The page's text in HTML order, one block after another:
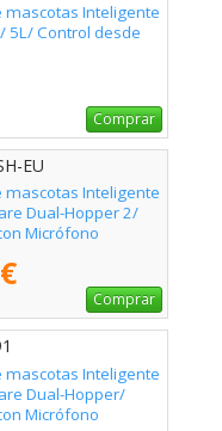
Inteligente
5L/ Control desde
Comprar
EU
Inteligente
Dual-Hopper 2/
Micrófono
Comprar
Inteligente
Dual-Hopper/
Micrófono